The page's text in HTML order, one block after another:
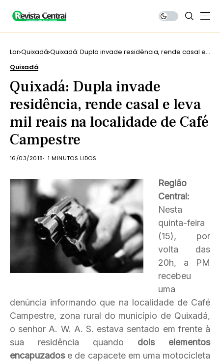
Lar Quixadá Quixadá: Dupla invade residência, rende casal e
Quixadá
Quixadá: Dupla invade
residência, rende casal e leva
mil reais na localidade de Café
Campestre
16/03/2018 1 MINUTOS LIDOS
Região
Central:
Nesta
quinta-feira
(15), por
volta das
20h, a PM
recebeu
uma
denúncia informando que na localidade de Café
Campestre, zona rural do município de Quixadá,
o senhor A. W. A. S. estava sentado em frente à
sua residência quando dois elementos
encapuzadose de capacete em uma motocicleta